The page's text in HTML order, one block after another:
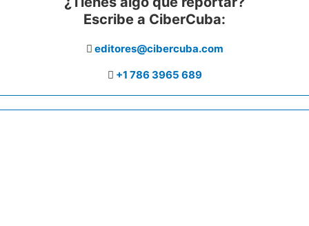
Escribe a CiberCuba:
editores@cibercuba.com
+1 786 3965 689